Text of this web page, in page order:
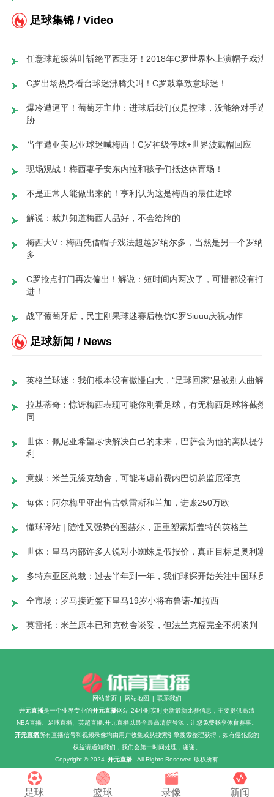
足球集锦 / Video
任意球超级落叶斩绝平西班牙！2018年C罗世界杯上演帽子戏法！
C罗出场热身看台球迷沸腾尖叫！C罗鼓掌致意球迷！
爆冷遭逼平！葡萄牙主帅：进球后我们仅是控球，没能给对手造威
胁
当年遭亚美尼亚球迷喊梅西！C罗神级停球+世界波戴帽回应
现场观战！梅西妻子安东内拉和孩子们抵达体育场！
不是正常人能做出来的！亨利认为这是梅西的最佳进球
解说：裁判知道梅西人品好，不会给牌的
梅西大V：梅西凭借帽子戏法超越罗纳尔多，当然是另一个罗纳尔
多
C罗抢点打门再次偏出！解说：短时间内两次了，可惜都没有打
进！
战平葡萄牙后，民主刚果球迷赛后模仿C罗Siuuu庆祝动作
足球新闻 / News
英格兰球迷：我们根本没有傲慢自大，“足球回家”是被别人曲解了
拉基蒂奇：惊讶梅西表现可能你刚看足球，有无梅西足球将截然不
同
世体：佩尼亚希望尽快解决自己的未来，巴萨会为他的离队提供便
利
意媒：米兰无缘克勒舍，可能考虑前费内巴切总监厄泽克
每体：阿尔梅里亚出售古铁雷斯和兰加，进账250万欧
懂球译站 | 随性又强势的图赫尔，正重塑索斯盖特的英格兰
世体：皇马内部许多人说对小蜘蛛是假报价，真正目标是奥利塞
多特东亚区总裁：过去半年到一年，我们球探开始关注中国球员
全市场：罗马接近签下皇马19岁小将布鲁诺-加拉西
莫雷托：米兰原本已和克勒舍谈妥，但法兰克福完全不想谈判
网站首页 | 网站地图 | 联系我们
开元直播是一个业界专业的开元直播网站,24小时实时更新最新比赛信息，主要提供高清
NBA直播、足球直播、英超直播,开元直播以最全最高清信号源，让您免费畅享体育赛事。
开元直播所有直播信号和视频录像均由用户收集或从搜索引擎搜索整理获得，如有侵犯您的
权益请通知我们，我们会第一时间处理，谢谢。
Copyright © 2024 开元直播 . All Rights Reserved 版权所有
足球 篮球 录像 新闻